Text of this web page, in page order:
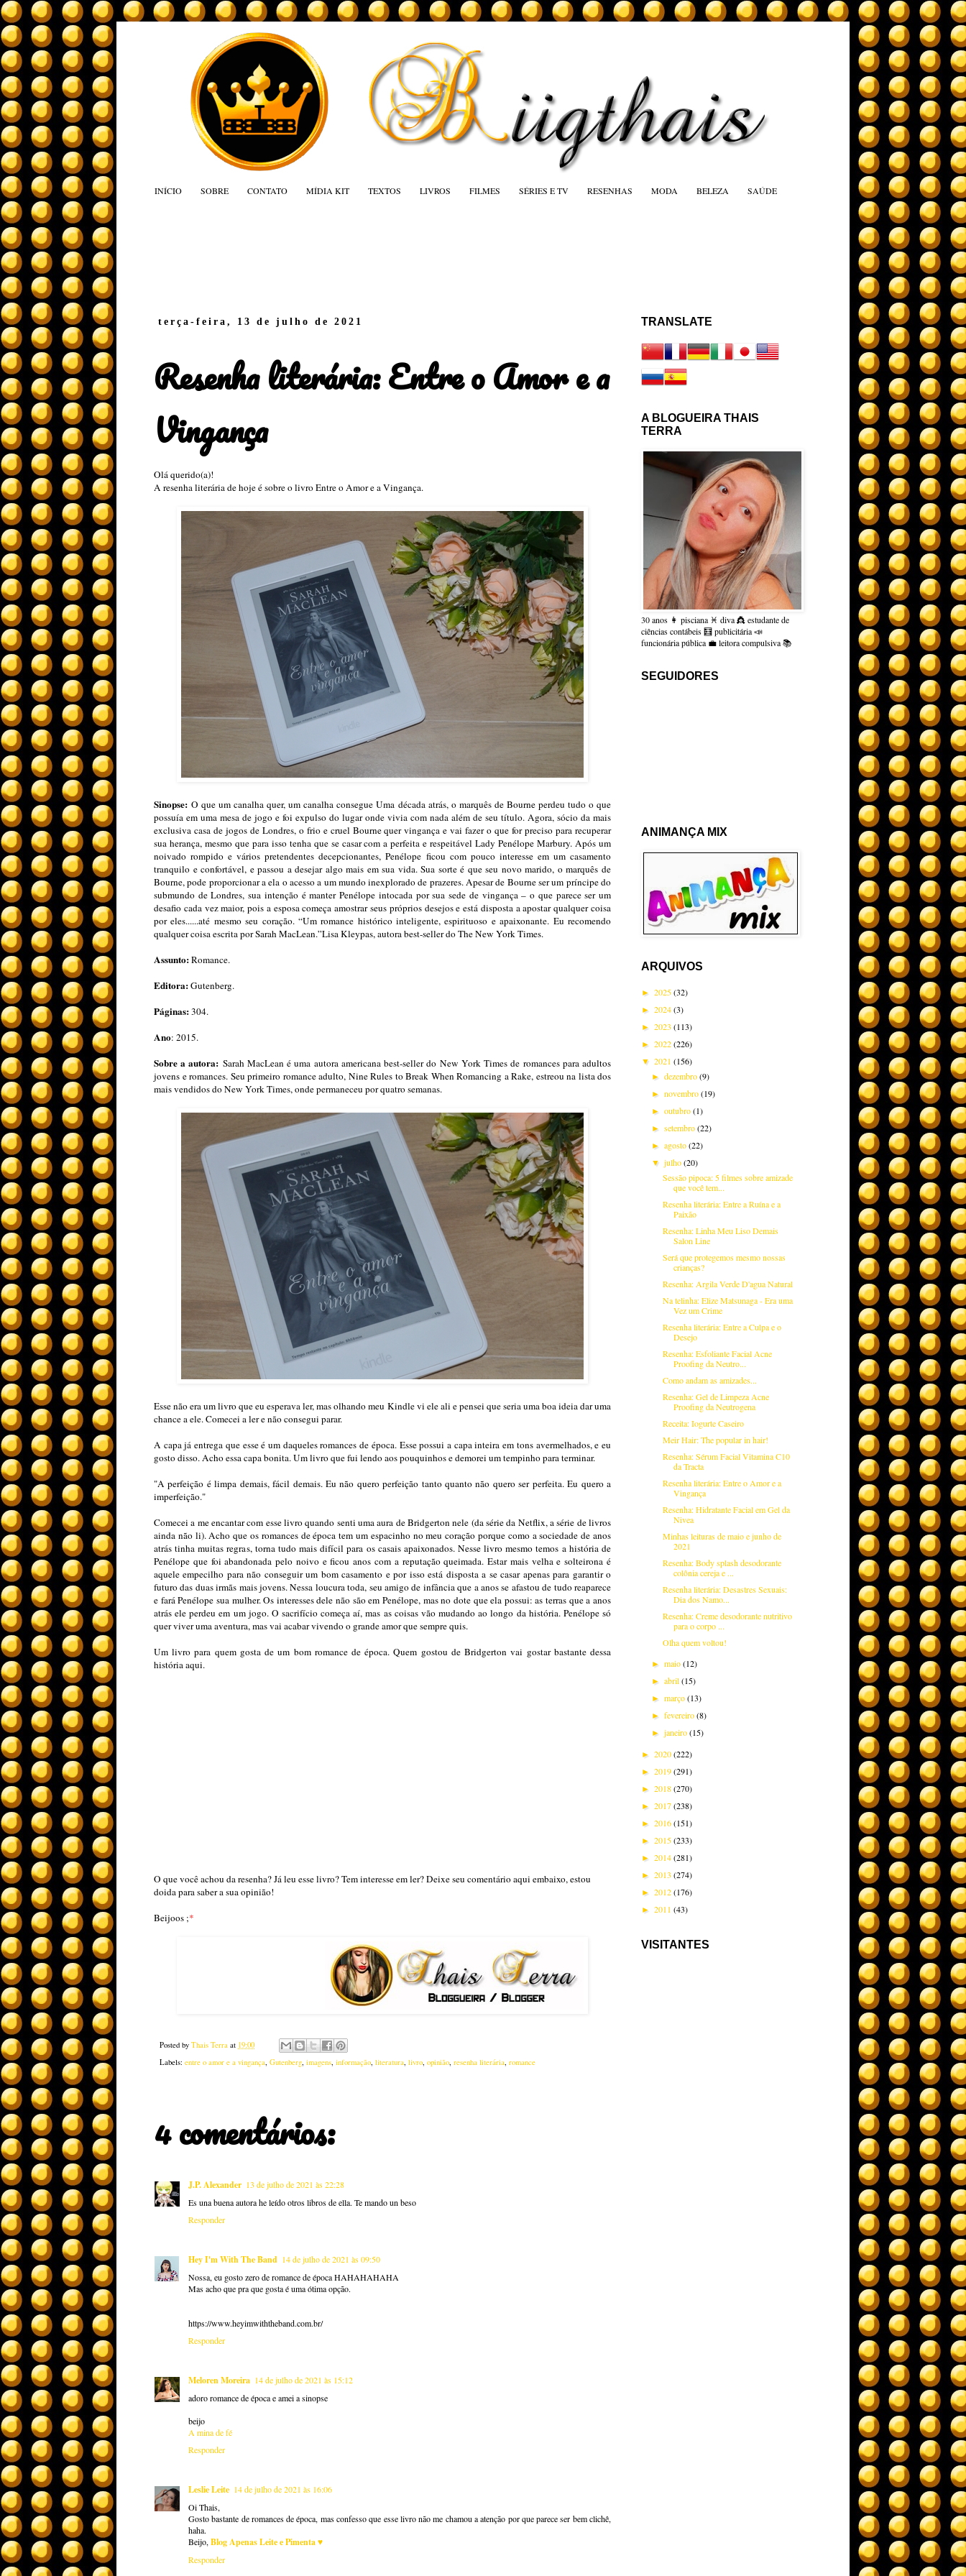
INÍCIO SOBRE CONTATO MÍDIA KIT TEXTOS LIVROS FILMES SÉRIES E TV RESENHAS MODA BELEZA SAÚDE
terça-feira, 13 de julho de 2021
Resenha literária: Entre o Amor e a
Vingança
Olá querido(a)!
A resenha literária de hoje é sobre o livro Entre o Amor e a Vingança.
Sinopse: O que um canalha quer, um canalha consegue Uma década atrás, o marquês de Bourne perdeu tudo o que
possuía em uma mesa de jogo e foi expulso do lugar onde vivia com nada além de seu título. Agora, sócio da mais
exclusiva casa de jogos de Londres, o frio e cruel Bourne quer vingança e vai fazer o que for preciso para recuperar
sua herança, mesmo que para isso tenha que se casar com a perfeita e respeitável Lady Penélope Marbury. Após um
noivado rompido e vários pretendentes decepcionantes, Penélope ficou com pouco interesse em um casamento
tranquilo e confortável, e passou a desejar algo mais em sua vida. Sua sorte é que seu novo marido, o marquês de
Bourne, pode proporcionar a ela o acesso a um mundo inexplorado de prazeres. Apesar de Bourne ser um príncipe do
submundo de Londres, sua intenção é manter Penélope intocada por sua sede de vingança – o que parece ser um
desafio cada vez maior, pois a esposa começa amostrar seus próprios desejos e está disposta a apostar qualquer coisa
por eles......até mesmo seu coração. “Um romance histórico inteligente, espirituoso e apaixonante. Eu recomendo
qualquer coisa escrita por Sarah MacLean.”Lisa Kleypas, autora best-seller do The New York Times.
Assunto:Romance.
Editora:Gutenberg.
Páginas:304.
Ano: 2015.
Sobre a autora: Sarah MacLean é uma autora americana best-seller do New York Times de romances para adultos
jovens e romances. Seu primeiro romance adulto, Nine Rules to Break When Romancing a Rake, estreou na lista dos
mais vendidos do New York Times, onde permaneceu por quatro semanas.
Esse não era um livro que eu esperava ler, mas olhando meu Kindle vi ele ali e pensei que seria uma boa ideia dar uma
chance a ele. Comecei a ler e não consegui parar.
A capa já entrega que esse é um daqueles romances de época. Esse possui a capa inteira em tons avermelhados, e eu
gosto disso. Acho essa capa bonita. Um livro que fui lendo aos pouquinhos e demorei um tempinho para terminar.
"A perfeição é limpa demais, fácil demais. Eu não quero perfeição tanto quanto não quero ser perfeita. Eu quero a
imperfeição."
Comecei a me encantar com esse livro quando senti uma aura de Bridgerton nele (da série da Netflix, a série de livros
ainda não li). Acho que os romances de época tem um espacinho no meu coração porque como a sociedade de anos
atrás tinha muitas regras, torna tudo mais difícil para os casais apaixonados. Nesse livro mesmo temos a história de
Penélope que foi abandonada pelo noivo e ficou anos com a reputação queimada. Estar mais velha e solteirona é
aquele empecilho para não conseguir um bom casamento e por isso está disposta a se casar apenas para garantir o
futuro das duas irmãs mais jovens. Nessa loucura toda, seu amigo de infância que a anos se afastou de tudo reaparece
e fará Penélope sua mulher. Os interesses dele não são em Penélope, mas no dote que ela possui: as terras que a anos
atrás ele perdeu em um jogo. O sacrifício começa aí, mas as coisas vão mudando ao longo da história. Penélope só
quer viver uma aventura, mas vai acabar vivendo o grande amor que sempre quis.
Um livro para quem gosta de um bom romance de época. Quem gostou de Bridgerton vai gostar bastante dessa
história aqui.
O que você achou da resenha? Já leu esse livro? Tem interesse em ler? Deixe seu comentário aqui embaixo, estou
doida para saber a sua opinião!
Beijoos ;*
Posted by Thais Terra at 19:00
Labels: entre o amor e a vingança, Gutenberg, imagens, informação, literatura, livro, opinião, resenha literária, romance
4 comentários:
J.P. Alexander 13 de julho de 2021 às 22:28
Es una buena autora he leído otros libros de ella. Te mando un beso
Responder
Hey I'm With The Band 14 de julho de 2021 às 09:50
Nossa, eu gosto zero de romance de época HAHAHAHAHA
Mas acho que pra que gosta é uma ótima opção.
https://www.heyimwiththeband.com.br/
Responder
Meloren Moreira 14 de julho de 2021 às 15:12
adoro romance de época e amei a sinopse
beijo
A mina de fé
Responder
Leslie Leite 14 de julho de 2021 às 16:06
Oi Thais,
Gosto bastante de romances de época, mas confesso que esse livro não me chamou a atenção por que parece ser bem clichê,
haha.
Beijo,Blog Apenas Leite e Pimenta ♥
Responder
TRANSLATE
A BLOGUEIRA THAIS
TERRA
30 anos 👩 pisciana ♓ diva 👸 estudante de
ciências contábeis 🧮 publicitária 📣
funcionária pública 💼 leitora compulsiva 📚
SEGUIDORES
ANIMANÇA MIX
ARQUIVOS
► 2025(32)
► 2024(3)
► 2023 (113)
► 2022(226)
▼ 2021 (156)
►dezembro(9)
►novembro(19)
►outubro(1)
►setembro(22)
►agosto(22)
▼julho(20)
Sessão pipoca: 5 filmes sobre amizade
que você tem...
Resenha literária: Entre a Ruína e a
Paixão
Resenha: Linha Meu Liso Demais
Salon Line
Será que protegemos mesmo nossas
crianças?
Resenha: Argila Verde D'agua Natural
Na telinha: Elize Matsunaga - Era uma
Vez um Crime
Resenha literária: Entre a Culpa e o
Desejo
Resenha: Esfoliante Facial Acne
Proofing da Neutro...
Como andam as amizades...
Resenha: Gel de Limpeza Acne
Proofing da Neutrogena
Receita: Iogurte Caseiro
Meir Hair: The popular in hair!
Resenha: Sérum Facial Vitamina C10
da Tracta
Resenha literária: Entre o Amor e a
Vingança
Resenha: Hidratante Facial em Gel da
Nivea
Minhas leituras de maio e junho de
2021
Resenha: Body splash desodorante
colônia cereja e ...
Resenha literária: Desastres Sexuais:
Dia dos Namo...
Resenha: Creme desodorante nutritivo
para o corpo ...
Olha quem voltou!
►maio(12)
►abril(15)
►março(13)
►fevereiro(8)
►janeiro(15)
► 2020(222)
► 2019(291)
► 2018(270)
► 2017(238)
► 2016(151)
► 2015(233)
► 2014(281)
► 2013 (274)
► 2012(176)
► 2011 (43)
VISITANTES